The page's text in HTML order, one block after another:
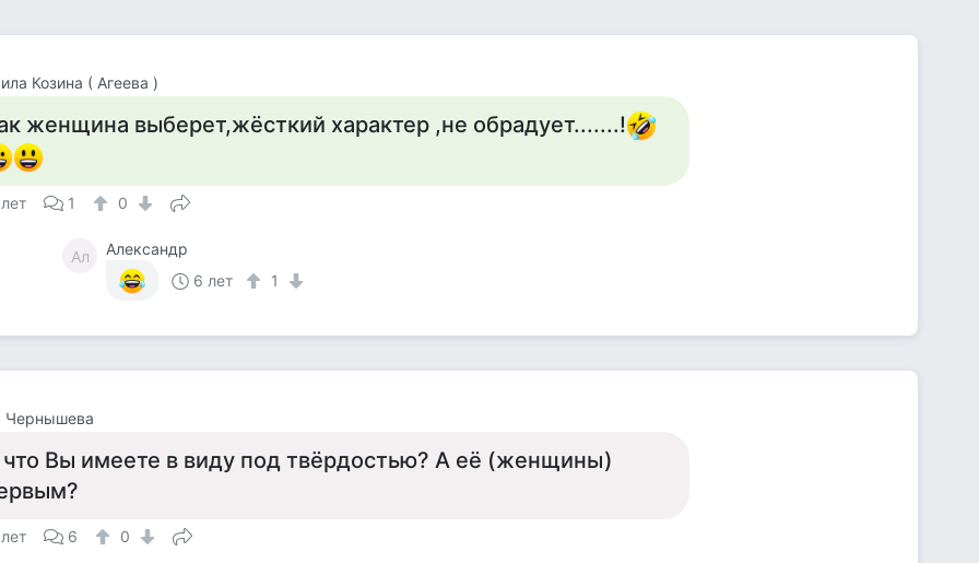
Козина ( Агеева )
женщина выберет,жёсткий характер ,не обрадует.......!
1 0
Ал
Александр
6 лет
1
Чернышева
Вы имеете в виду под твёрдостью? А её (женщины)
6 0